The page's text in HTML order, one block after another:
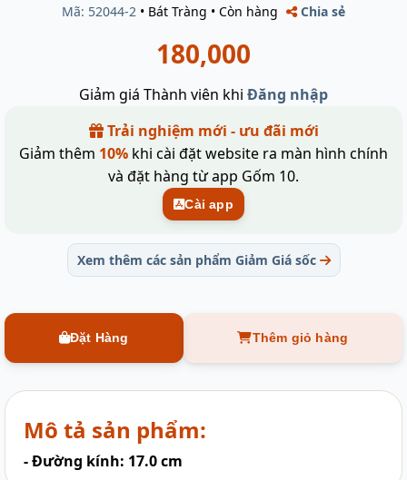
Mã: 52044-2 • Bát Tràng • Còn hàng Chia sẻ
180,000
Giảm giá Thành viên khi Đăng nhập
Trải nghiệm mới - ưu đãi mới
Giảm thêm 10% khi cài đặt website ra màn hình chính
và đặt hàng từ app Gốm 10.
Cài app
Xem thêm các sản phẩm Giảm Giá sốc
Đặt Hàng Thêm giỏ hàng
Mô tả sản phẩm:
- Đường kính: 17.0 cm